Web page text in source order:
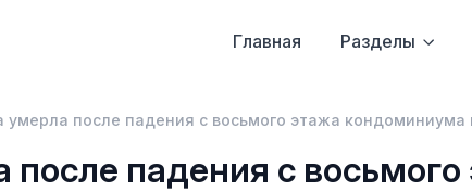
Главная Разделы
умерла после падения с восьмого этажа кондоминиума
после падения с